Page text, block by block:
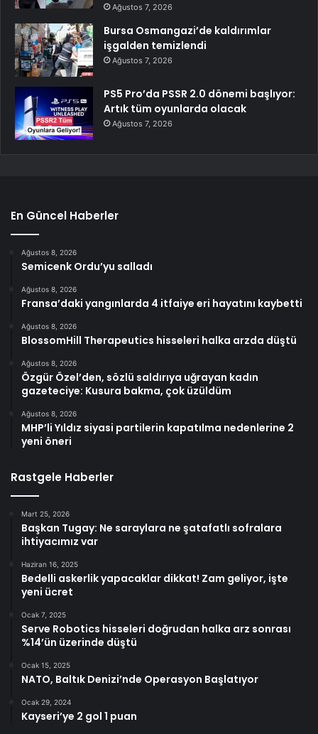
Ağustos 7, 2026
Bursa Osmangazi’de kaldırımlar
işgalden temizlendi
Ağustos 7, 2026
PS5 Pro’da PSSR 2.0 dönemi başlıyor:
Artık tüm oyunlarda olacak
Ağustos 7, 2026
En Güncel Haberler
Ağustos 8, 2026
Semicenk Ordu’yu salladı
Ağustos 8, 2026
Fransa’daki yangınlarda 4 itfaiye eri hayatını kaybetti
Ağustos 8, 2026
BlossomHill Therapeutics hisseleri halka arzda düştü
Ağustos 8, 2026
Özgür Özel’den, sözlü saldırıya uğrayan kadın
gazeteciye: Kusura bakma, çok üzüldüm
Ağustos 8, 2026
MHP’li Yıldız siyasi partilerin kapatılma nedenlerine 2
yeni öneri
Rastgele Haberler
Mart 25, 2026
Başkan Tugay: Ne saraylara ne şatafatlı sofralara
ihtiyacımız var
Haziran 16, 2025
Bedelli askerlik yapacaklar dikkat! Zam geliyor, işte
yeni ücret
Ocak 7, 2025
Serve Robotics hisseleri doğrudan halka arz sonrası
%14’ün üzerinde düştü
Ocak 15, 2025
NATO, Baltık Denizi’nde Operasyon Başlatıyor
Ocak 29, 2024
Kayseri’ye 2 gol 1 puan